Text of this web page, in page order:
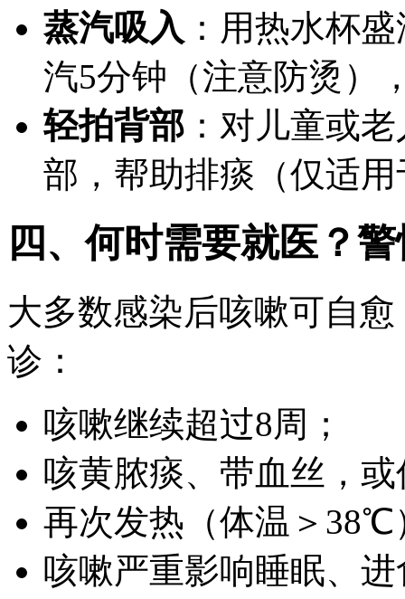
蒸汽吸入 ：用热水杯
汽5分钟（注意防烫）
轻拍背部 ：对儿童或
部，帮助排痰（仅适
四、何时需要就医？
大多数感染后咳嗽可自
诊：
咳嗽继续超过8周；
咳黄脓痰、带血丝，
再次发热（体温＞38℃
咳嗽严重影响睡眠、